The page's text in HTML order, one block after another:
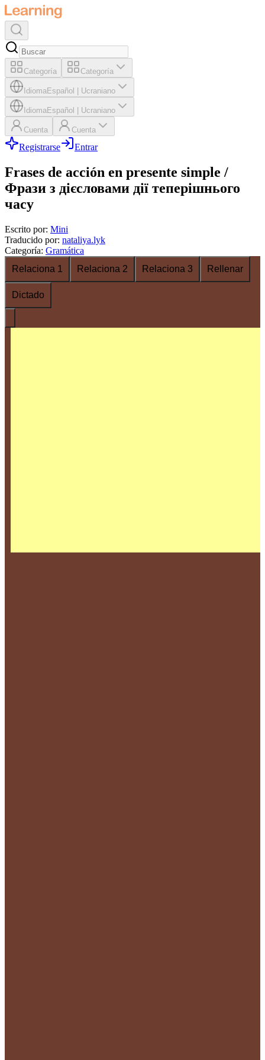
Categoría Categoría
IdiomaEspañol Ucraniano
IdiomaEspañol Ucraniano
Cuenta Cuenta
Registrarse Entrar
Frases de acción en presente simple /
Фрази з дієсловами дії теперішнього
часу
Escrito por: Mini
Traducido por: nataliya.lyk
Categoría: Gramática
Relaciona 1
Relaciona 2 Relaciona 3 Rellenar
Dictado